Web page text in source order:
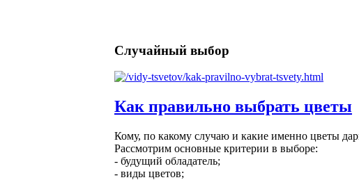
Случайный выбор
Как правильно выбрать цветы
Кому, по какому случаю и какие именно цветы
Рассмотрим основные критерии в выборе:
- будущий обладатель;
- виды цветов;